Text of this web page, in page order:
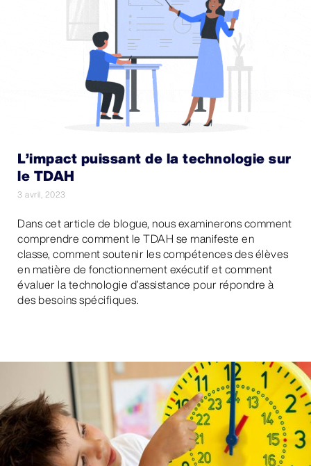
L’impact puissant de la technologie sur
le TDAH
3 avril, 2023
Dans cet article de blogue, nous examinerons comment
comprendre comment le TDAH se manifeste en
classe, comment soutenir les compétences des élèves
en matière de fonctionnement exécutif et comment
évaluer la technologie d’assistance pour répondre à
des besoins spécifiques.